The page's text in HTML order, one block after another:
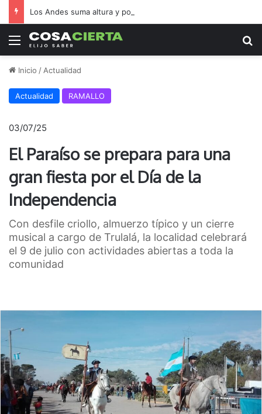
Los Andes suma altura y potencia
Menú
Inicio / Actualidad
Actualidad RAMALLO
03/07/25
El Paraíso se prepara para una
gran fiesta por el Día de la
Independencia
Con desfile criollo, almuerzo típico y un cierre
musical a cargo de Trulalá, la localidad celebrará
el 9 de julio con actividades abiertas a toda la
comunidad